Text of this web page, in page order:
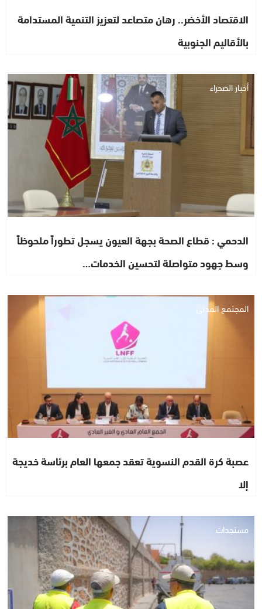
الاقتصاد الأخضر.. رهان متصاعد لتعزيز التنمية المستدامة
بالأقاليم الجنوبية
أخبار الصحراء
الدحمي : قطاع الصحة بجهة العيون يسجل تطوراً ملحوظاً
وسط جهود متواصلة لتحسين الخدمات…
المجتمع المدني
عصبة كرة القدم النسوية تعقد جمعها العام برئاسة خديجة
إلا
مستجدات